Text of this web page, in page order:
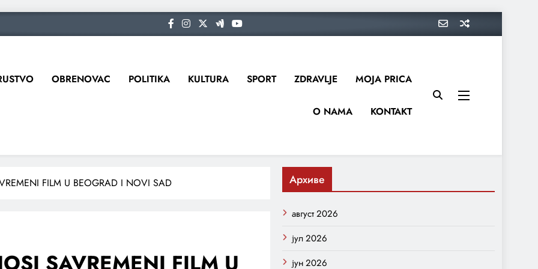
OBRENOVAC POLITIKA KULTURA SPORT ZDRAVLJE MOJA PRICA
O NAMA KONTAKT
FILM U BEOGRAD I NOVI SAD Архиве
август 2026
јул 2026
јун 2026